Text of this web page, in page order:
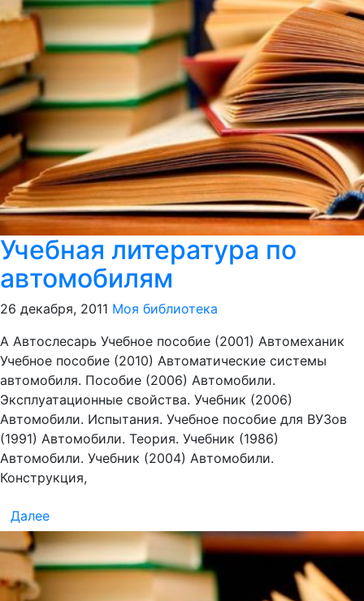
Учебная литература по
автомобилям
26 декабря, 2011 Моя библиотека
А Автослесарь Учебное пособие (2001) Автомеханик
Учебное пособие (2010) Автоматические системы
автомобиля. Пособие (2006) Автомобили.
Эксплуатационные свойства. Учебник (2006)
Автомобили. Испытания. Учебное пособие для ВУЗов
(1991) Автомобили. Теория. Учебник (1986)
Автомобили. Учебник (2004) Автомобили.
Конструкция,
Далее